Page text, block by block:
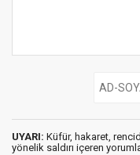
UYARI: Küfür, hakaret,
yönelik saldırı içeren